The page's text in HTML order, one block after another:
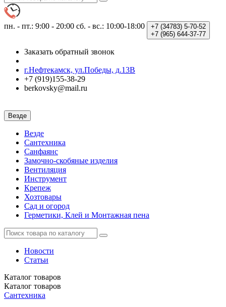
пн. - пт.: 9:00 - 20:00 сб. - вс.: 10:00-18:00 +7 (34783) 5-70-52
+7 (965) 644-37-77
Заказать обратный звонок
г.Нефтекамск, ул.Победы, д.13В
+7 (919)155-38-29
berkovsky@mail.ru
Везде
Везде
Сантехника
Санфаянс
Замочно-скобяные изделия
Вентиляция
Инструмент
Крепеж
Хозтовары
Сад и огород
Герметики, Клей и Монтажная пена
Новости
Статьи
Каталог товаров
Каталог товаров
Сантехника